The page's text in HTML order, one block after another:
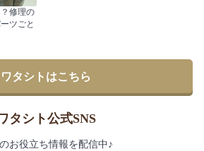
修理の
ツごと
ワタシトはこちら
タシト公式SNS
お役立ち情報を配信中♪